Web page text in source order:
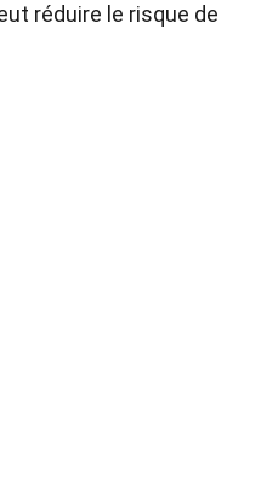
réduire le risque de